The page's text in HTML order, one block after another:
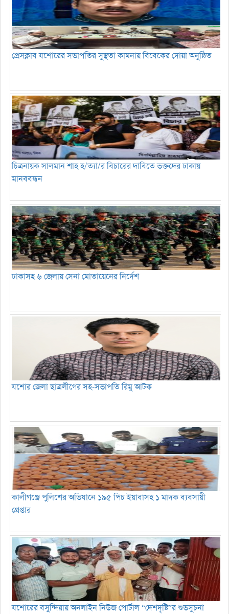
প্রেসক্লাব যশোরের সভাপতির সুস্থতা কামনায় বিবেকের দোয়া অনুষ্ঠিত
চিত্রনায়ক সালমান শাহ হ/ত্যা/র বিচারের দাবিতে ভক্তদের ঢাকায়
মানববন্ধন
ঢাকাসহ ৬ জেলায় সেনা মোতায়েনের নির্দেশ
যশোর জেলা ছাত্রলীগের সহ-সভাপতি রিমু আটক
কালীগঞ্জে পুলিশের অভিযানে ১৯৫ পিচ ইয়াবাসহ ১ মাদক ব্যবসায়ী
গ্রেপ্তার
যশোরের বসুন্দিয়ায় অনলাইন নিউজ পোর্টাল “দেশদৃষ্টি”র শুভসুচনা